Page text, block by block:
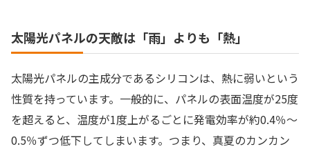
太陽光パネルの天敵は「雨」よりも「熱」
太陽光パネルの主成分であるシリコンは、熱に弱いという
性質を持っています。一般的に、パネルの表面温度が25度
を超えると、温度が1度上がるごとに発電効率が約0.4％〜
0.5％ずつ低下してしまいます。つまり、真夏のカンカン